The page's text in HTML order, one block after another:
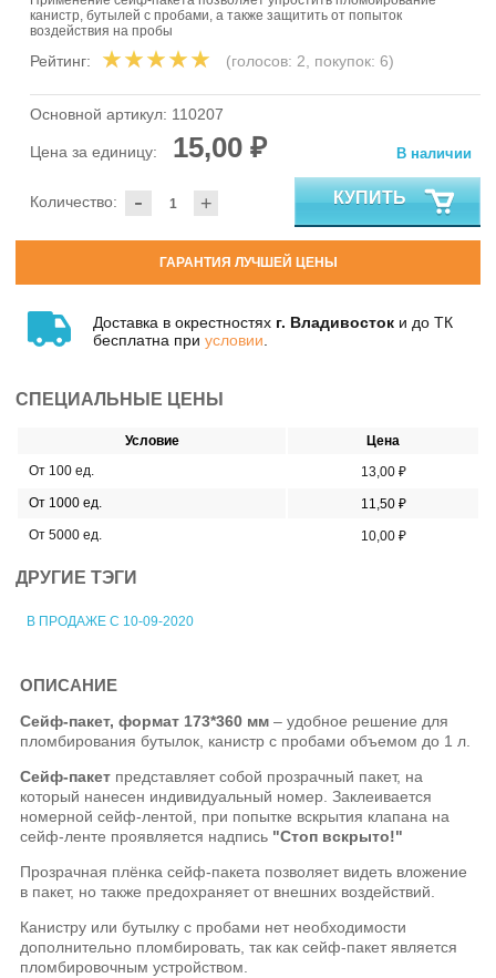
канистр, бутылей с пробами, а также защитить от попыток
воздействия на пробы
Рейтинг: (голосов: 2, покупок: 6)
Основной артикул: 110207
Цена за единицу: 15,00 ₽
- +
Количество:
В наличии
КУПИТЬ
ГАРАНТИЯ ЛУЧШЕЙ ЦЕНЫ
Доставка в окрестностях г. Владивосток и до ТК
бесплатна при условии
СПЕЦИАЛЬНЫЕ ЦЕНЫ
Условие
Цена
От 100 ед.
13,00 ₽
От 1000 ед.
11,50 ₽
От 5000 ед.
10,00 ₽
ДРУГИЕ ТЭГИ
В ПРОДАЖЕ С 10-09-2020
ОПИСАНИЕ
Сейф-пакет, формат 173*360 мм – удобное решение для
пломбирования бутылок, канистр с пробами объемом до 1 л.
Сейф-пакет представляет собой прозрачный пакет, на
который нанесен индивидуальный номер. Заклеивается
номерной сейф-лентой, при попытке вскрытия клапана на
сейф-ленте проявляется надпись "Стоп вскрыто!"
Прозрачная плёнка сейф-пакета позволяет видеть вложение
в пакет, но также предохраняет от внешних воздействий.
Канистру или бутылку с пробами нет необходимости
дополнительно пломбировать, так как сейф-пакет является
пломбировочным устройством.